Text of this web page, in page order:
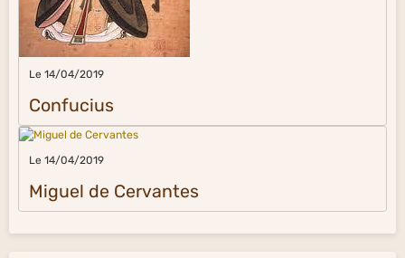
Le 14/04/2019
Confucius
Le 14/04/2019
Miguel de Cervantes